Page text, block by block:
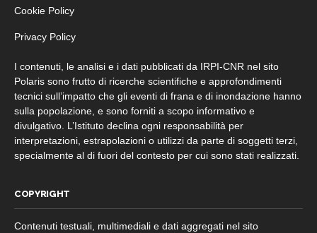
Cookie Policy
Privacy Policy
I contenuti, le analisi e i dati pubblicati da IRPI-CNR nel sito
Polaris sono frutto di ricerche scientifiche e approfondimenti
tecnici sull’impatto che gli eventi di frana e di inondazione hanno
sulla popolazione, e sono forniti a scopo informativo e
divulgativo. L’Istituto declina ogni responsabilità per
interpretazioni, estrapolazioni o utilizzi da parte di soggetti terzi,
specialmente al di fuori del contesto per cui sono stati realizzati.
COPYRIGHT
Contenuti testuali, multimediali e dati aggregati nel sito